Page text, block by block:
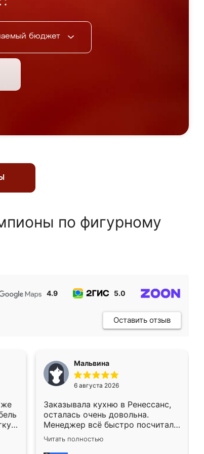
бюджет
по фигурному
4.9 5.0
Оставить отзыв
Мальвина
6 августа 2026
Заказывала кухню в Ренессанс,
осталась очень довольна.
Менеджер всё быстро посчитала,
на вопросы отвечала сразу.
Замерщик приехал в субботу,
Читать полностью